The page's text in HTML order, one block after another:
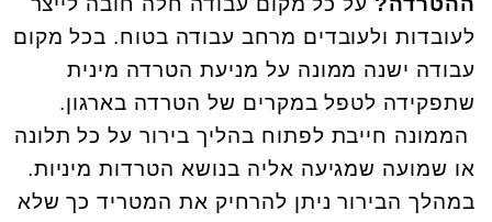
לעובדות ולעובדים מרחב עבודה בטוח. בכל מקום
עבודה ישנה ממונה על מניעת הטרדה מינית
שתפקידה לטפל במקרים של הטרדה בארגון.
הממונה חייבת לפתוח בהליך בירור על כל תלונה
או שמועה שמגיעה אליה בנושא הטרדות מיניות.
במהלך הבירור ניתן להרחיק את המטריד כך שלא